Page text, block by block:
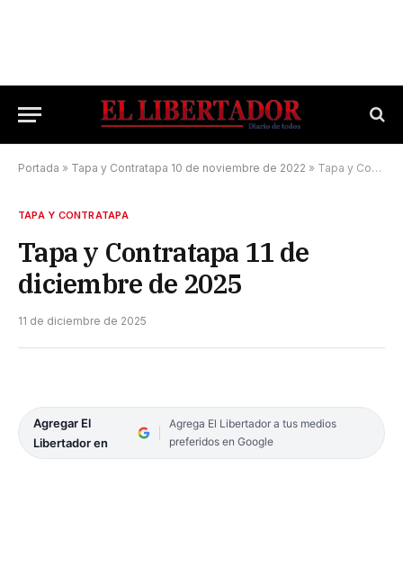
Portada » Tapa y Contratapa 10 de noviembre de 2022 » Tapa y Contratapa 11 de diciembre de 2025
TAPA Y CONTRATAPA
Tapa y Contratapa 11 de
diciembre de 2025
11 de diciembre de 2025
Agregar El
Libertador en
Agrega El Libertador a tus medios
preferidos en Google